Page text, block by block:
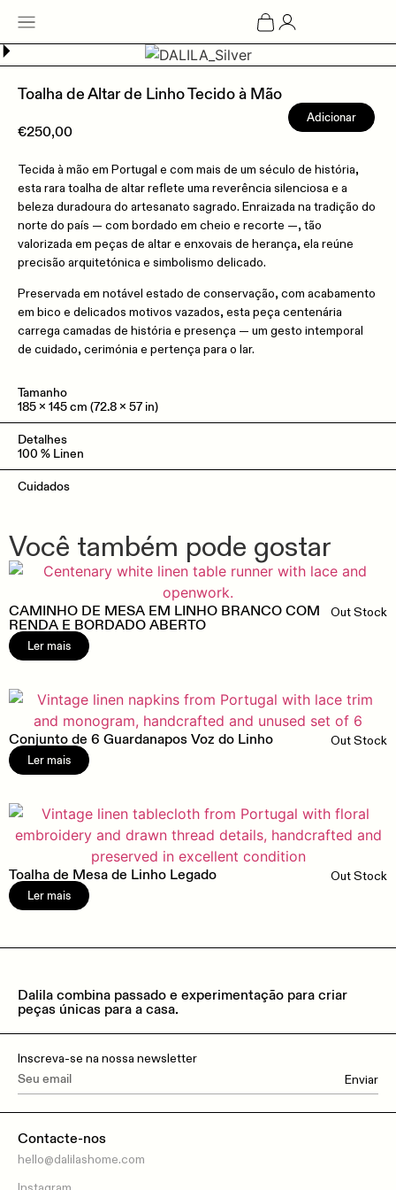
Toalha de Altar de Linho Tecido à Mão
€250,00
Adicionar
Tecida à mão em Portugal e com mais de um século de história,
esta rara toalha de altar reflete uma reverência silenciosa e a
beleza duradoura do artesanato sagrado. Enraizada na tradição do
norte do país — com bordado em cheio e recorte —, tão
valorizada em peças de altar e enxovais de herança, ela reúne
precisão arquitetónica e simbolismo delicado.
Preservada em notável estado de conservação, com acabamento
em bico e delicados motivos vazados, esta peça centenária
carrega camadas de história e presença — um gesto intemporal
de cuidado, cerimónia e pertença para o lar.
Tamanho
185 x 145 cm (72.8 x 57 in)
Detalhes
100 % Linen
Cuidados
Você também pode gostar
CAMINHO DE MESA EM LINHO BRANCO COM
RENDA E BORDADO ABERTO
Ler mais
Out Stock
Conjunto de 6 Guardanapos Voz do Linho
Ler mais
Out Stock
Toalha de Mesa de Linho Legado
Ler mais
Out Stock
Dalila combina passado e experimentação para criar
peças únicas para a casa.
Inscreva-se na nossa newsletter
Enviar
Contacte-nos
hello@dalilashome.com